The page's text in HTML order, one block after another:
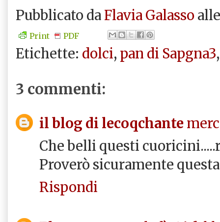
Pubblicato da Flavia Galasso
Print PDF
Etichette: dolci, pan di Sapgna3
3 commenti:
il blog di lecoqchante
Che belli questi
Proverò sicuramente
Rispondi